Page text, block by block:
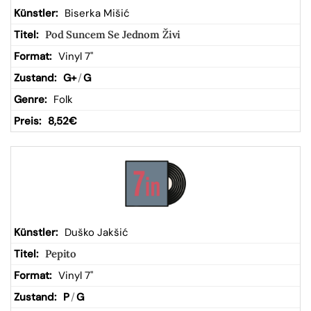
Biserka Mišić
Pod Suncem Se Jednom Živi
Vinyl 7"
G+/G
Folk
8,52€
Duško Jakšić
Pepito
Vinyl 7"
P/G